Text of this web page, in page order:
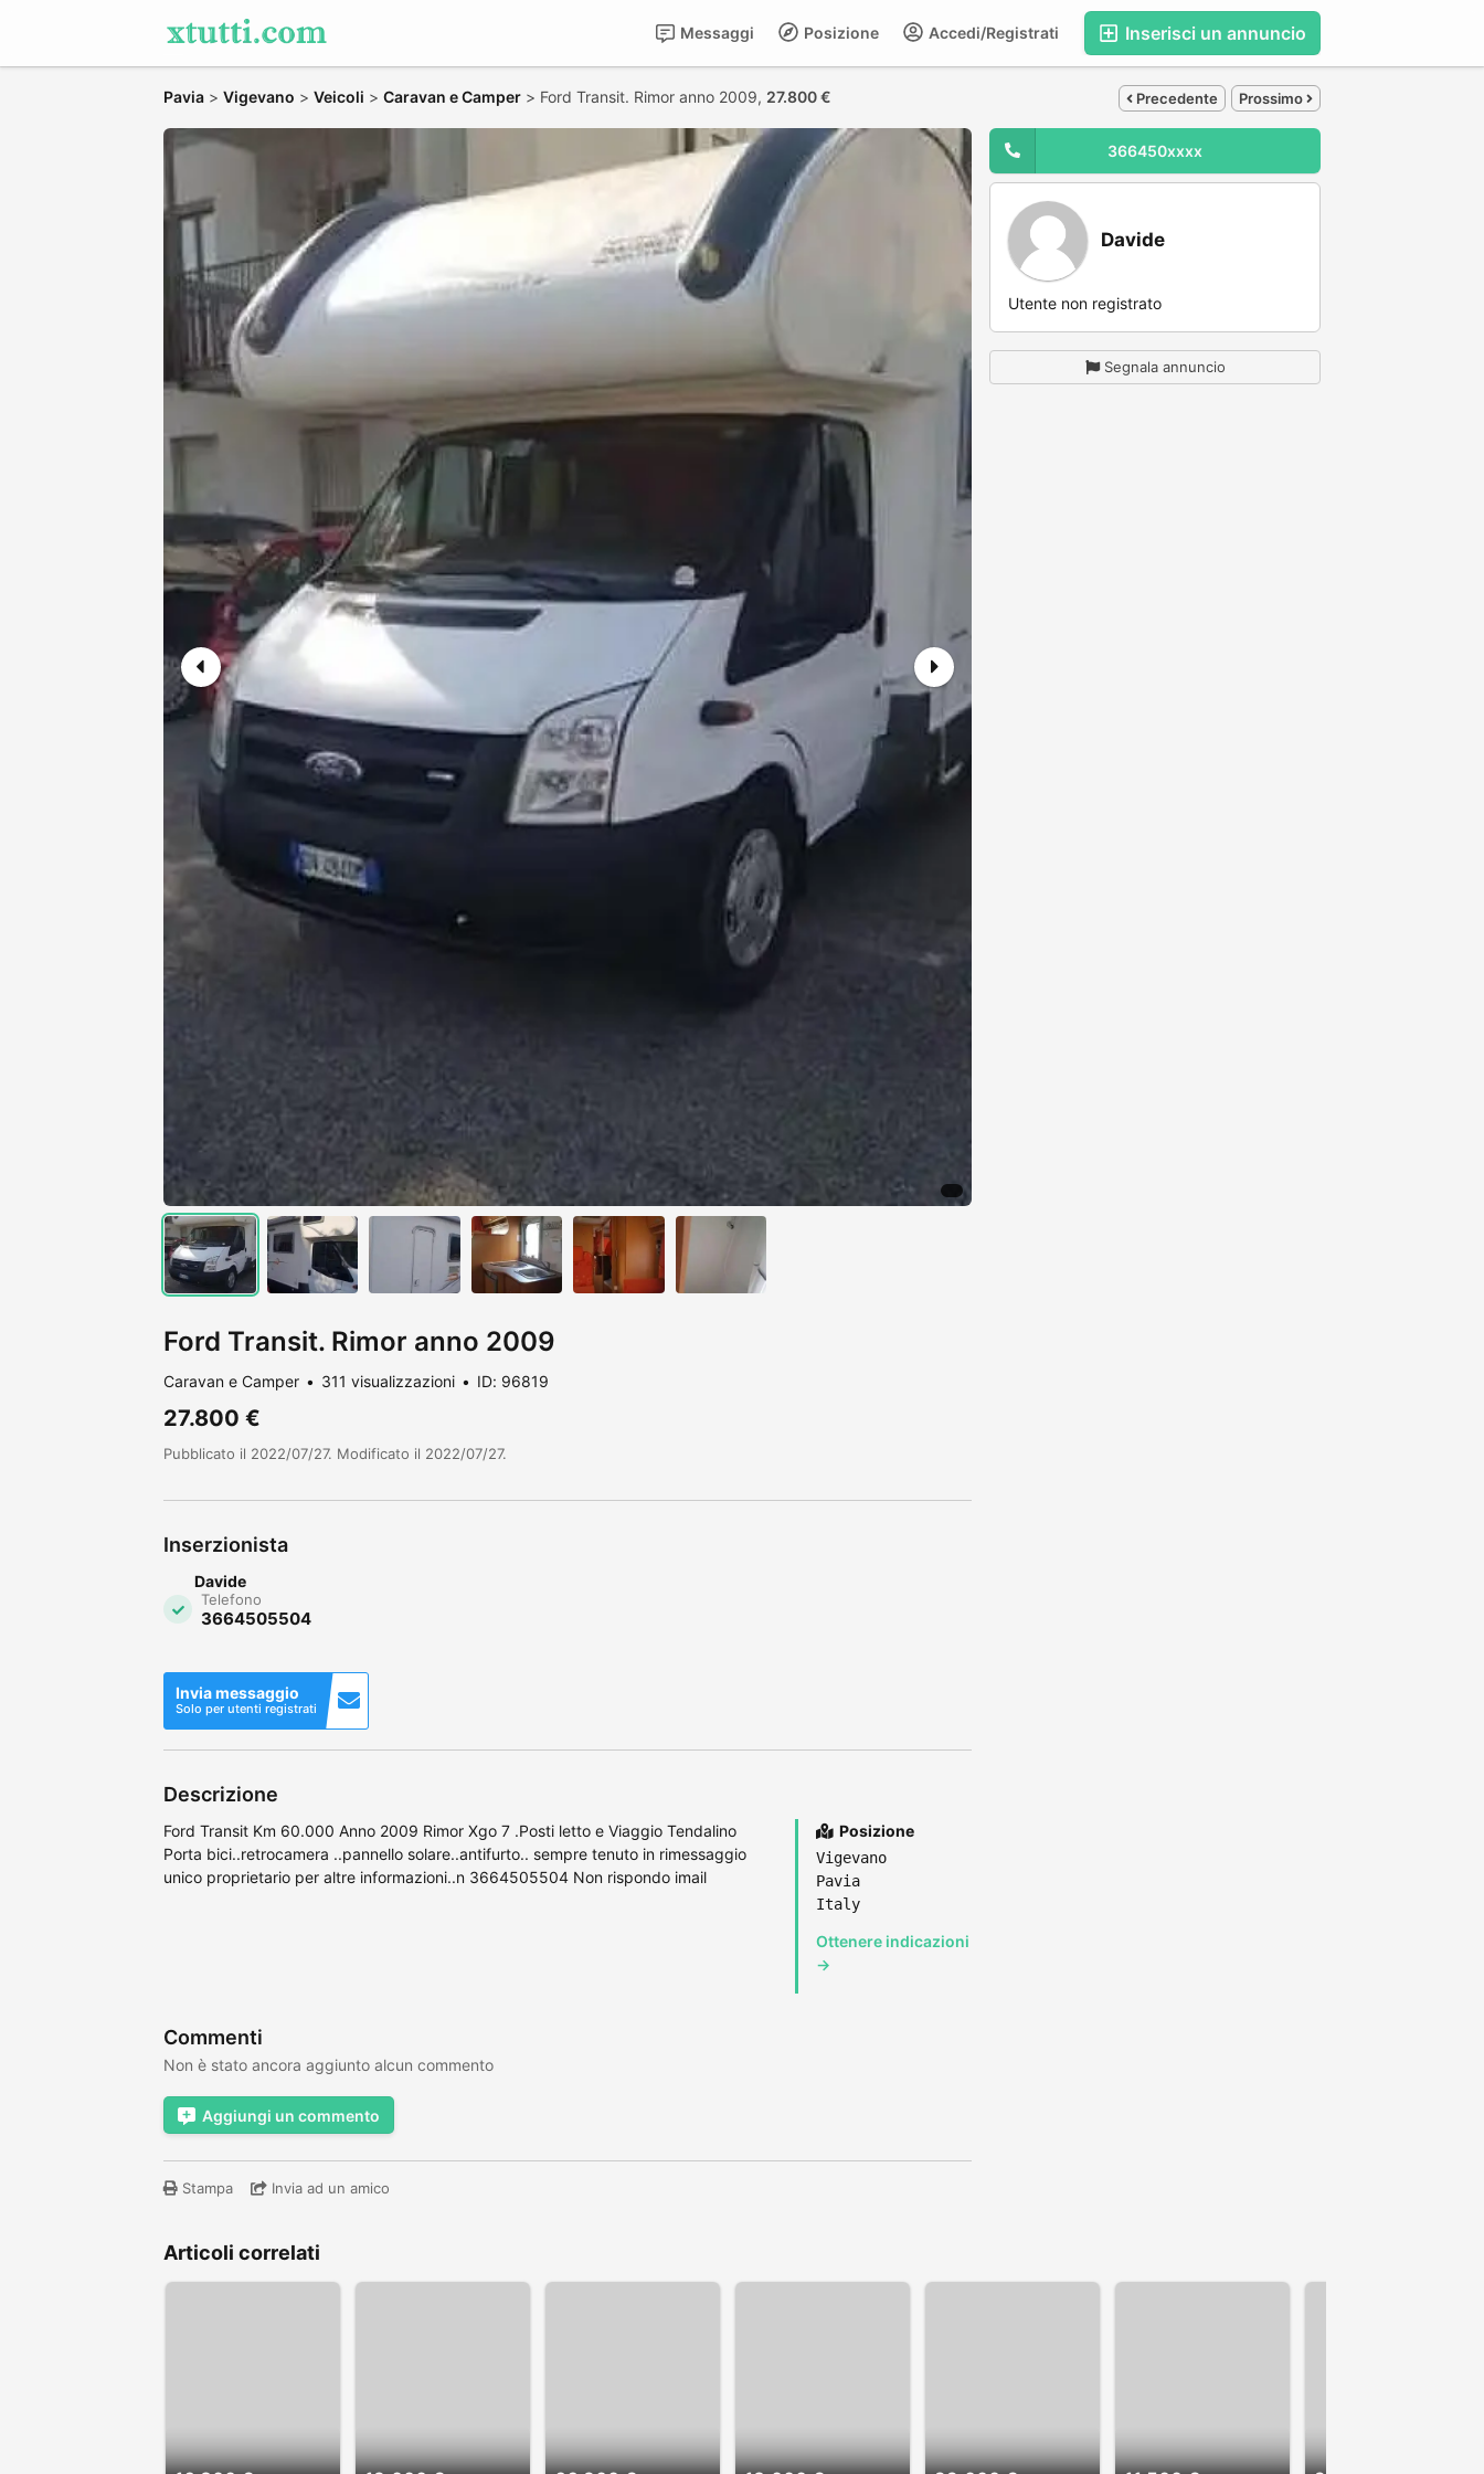
Inserisci un annuncio
Accedi/Registrati
Posizione
Messaggi
Pavia > Vigevano > Veicoli > Caravan e Camper > Ford Transit. Rimor anno 2009, 27.800 € Precedente Prossimo
Ford Transit. Rimor anno 2009
Caravan e Camper 311 visualizzazioni ID: 96819
27.800 €
Pubblicato il 2022/07/27. Modificato il 2022/07/27.
Inserzionista
Davide
Telefono
3664505504
Invia messaggio
Solo per utenti registrati
Descrizione
Ford Transit Km 60.000 Anno 2009 Rimor Xgo 7 .Posti letto e Viaggio Tendalino
Porta bici..retrocamera ..pannello solare..antifurto.. sempre tenuto in rimessaggio
unico proprietario per altre informazioni..n 3664505504 Non rispondo imail
Posizione
Vigevano
Pavia
Italy
Ottenere indicazioni
→
Commenti
Non è stato ancora aggiunto alcun commento
Aggiungi un commento
Stampa Invia ad un amico
366450xxxx
Davide
Utente non registrato
Segnala annuncio
Articoli correlati